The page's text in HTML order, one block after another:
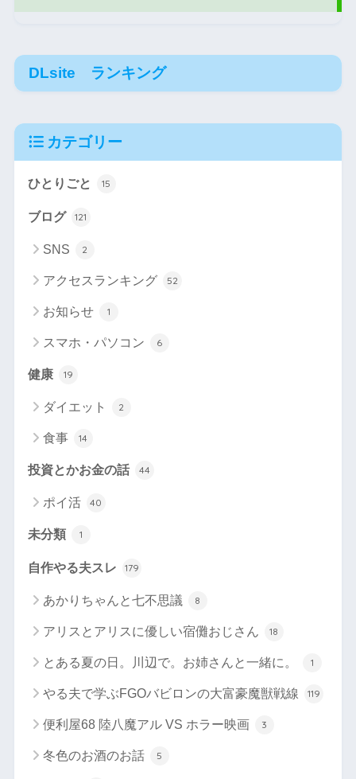
DLsite ランキング
カテゴリー
ひとりごと 15
ブログ 121
SNS 2
アクセスランキング 52
お知らせ 1
スマホ・パソコン 6
健康 19
ダイエット 2
食事 14
投資とかお金の話 44
ポイ活 40
未分類 1
自作やる夫スレ 179
あかりちゃんと七不思議 8
アリスとアリスに優しい宿儺おじさん 18
とある夏の日。川辺で。お姉さんと一緒に。 1
やる夫で学ぶFGOバビロンの大富豪魔獣戦線 119
便利屋68 陸八魔アル VS ホラー映画 3
冬色のお酒のお話 5